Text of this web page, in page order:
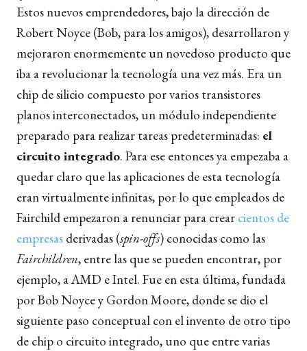
Estos nuevos emprendedores, bajo la dirección de
Robert Noyce (Bob, para los amigos), desarrollaron y
mejoraron enormemente un novedoso producto que
iba a revolucionar la tecnología una vez más. Era un
chip de silicio compuesto por varios transistores
planos interconectados, un módulo independiente
preparado para realizar tareas predeterminadas: el
circuito integrado. Para ese entonces ya empezaba a
quedar claro que las aplicaciones de esta tecnología
eran virtualmente infinitas, por lo que empleados de
Fairchild empezaron a renunciar para crear cientos de
empresas derivadas (spin-offs) conocidas como las
Fairchildren, entre las que se pueden encontrar, por
ejemplo, a AMD e Intel. Fue en esta última, fundada
por Bob Noyce y Gordon Moore, donde se dio el
siguiente paso conceptual con el invento de otro tipo
de chip o circuito integrado, uno que entre varias